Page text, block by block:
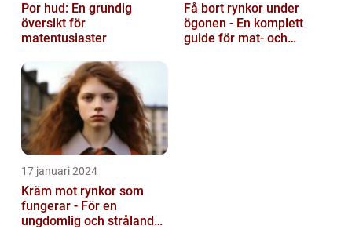
Por hud: En grundig
översikt för
matentusiaster
Få bort rynkor under
ögonen - En komplett
guide för mat- och
17 januari 2024
Kräm mot rynkor som
fungerar - För en
ungdomlig och strålande